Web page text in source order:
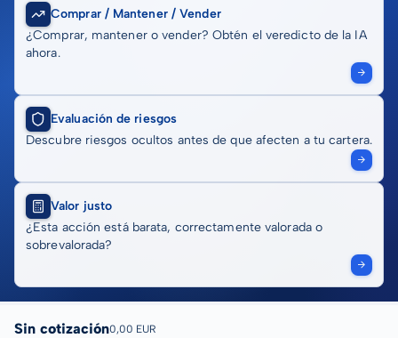
Comprar / Mantener / Vender
¿Comprar, mantener o vender? Obtén el veredicto de la IA
ahora.
Evaluación de riesgos
Descubre riesgos ocultos antes de que afecten a tu cartera.
Valor justo
¿Esta acción está barata, correctamente valorada o
sobrevalorada?
Sin cotización0,00 EUR